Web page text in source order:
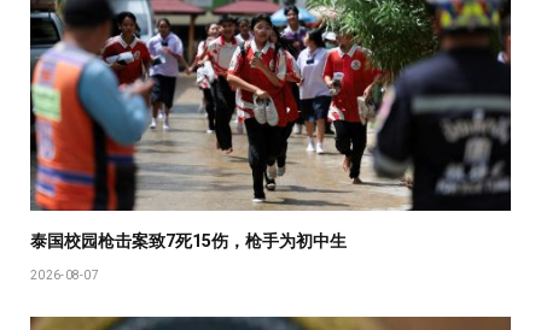
泰国校园枪击案致7死15伤，枪手为初中生
2026-08-07